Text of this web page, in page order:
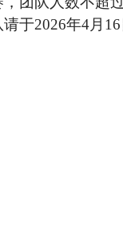
请于2026年4月 16